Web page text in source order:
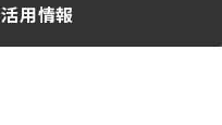
活用情報